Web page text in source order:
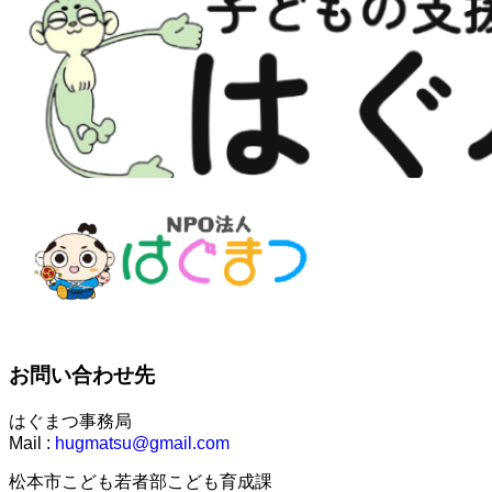
お問い合わせ先
はぐまつ事務局
Mail : hugmatsu@gmail.com
松本市こども若者部こども育成課